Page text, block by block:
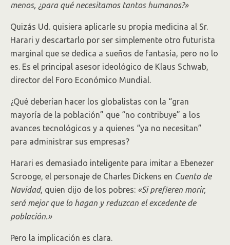
menos, ¿para qué necesitamos tantos humanos?»
Quizás Ud. quisiera aplicarle su propia medicina al Sr.
Harari y descartarlo por ser simplemente otro futurista
marginal que se dedica a sueños de fantasía, pero no lo
es. Es el principal asesor ideológico de Klaus Schwab,
director del Foro Económico Mundial.
¿Qué deberían hacer los globalistas con la “gran
mayoría de la población” que “no contribuye” a los
avances tecnológicos y a quienes “ya no necesitan”
para administrar sus empresas?
Harari es demasiado inteligente para imitar a Ebenezer
Scrooge, el personaje de Charles Dickens en Cuento de
Navidad, quien dijo de los pobres: «Si prefieren morir,
será mejor que lo hagan y reduzcan el excedente de
población.»
Pero la implicación es clara.